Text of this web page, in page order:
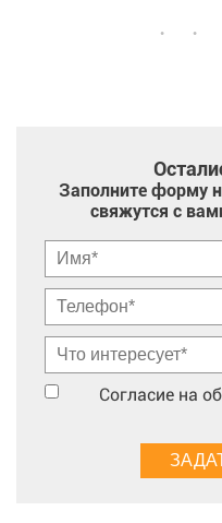
Заполните форму
свяжутся с
Согласие на